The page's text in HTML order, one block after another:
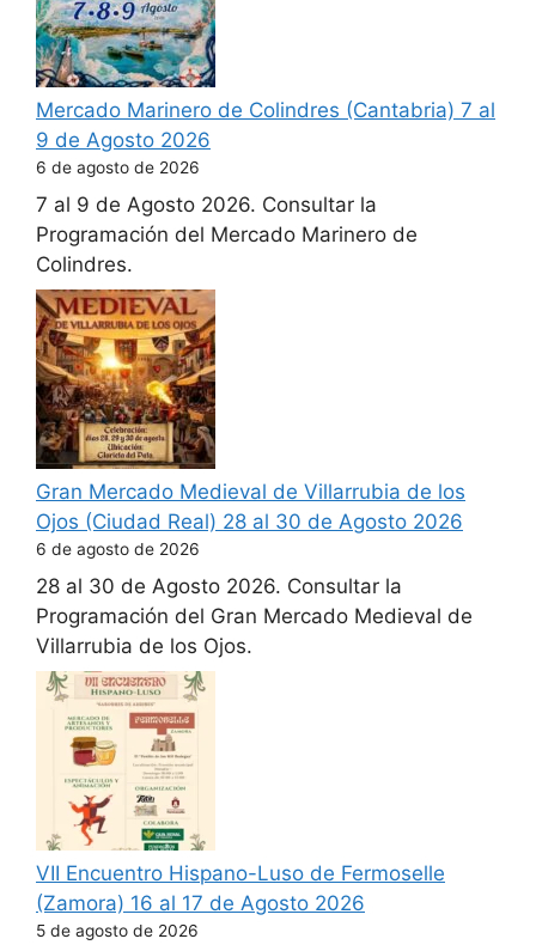
Mercado Marinero de Colindres (Cantabria) 7 al
9 de Agosto 2026
6 de agosto de 2026
7 al 9 de Agosto 2026. Consultar la
Programación del Mercado Marinero de
Colindres.
Gran Mercado Medieval de Villarrubia de los
Ojos (Ciudad Real) 28 al 30 de Agosto 2026
6 de agosto de 2026
28 al 30 de Agosto 2026. Consultar la
Programación del Gran Mercado Medieval de
Villarrubia de los Ojos.
VII Encuentro Hispano-Luso de Fermoselle
(Zamora) 16 al 17 de Agosto 2026
5 de agosto de 2026